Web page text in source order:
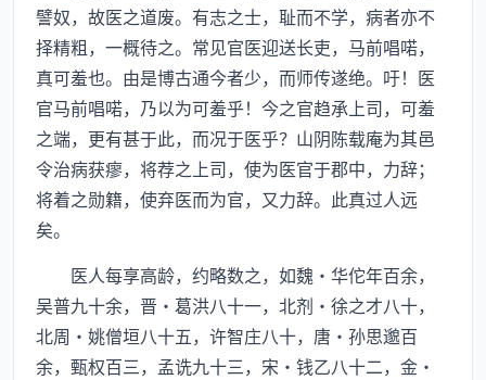
譬奴，故医之道废。有志之士，耻而不学，病者亦不
择精粗，一概待之。常见官医迎送长吏，马前唱喏，
真可羞也。由是博古通今者少，而师传遂绝。吁！医
官马前唱喏，乃以为可羞乎！今之官趋承上司，可羞
之端，更有甚于此，而况于医乎？山阴陈载庵为其邑
令治病获瘳，将荐之上司，使为医官于郡中，力辞；
将着之勋籍，使弃医而为官，又力辞。此真过人远
矣。
医人每享高龄，约略数之，如魏·华佗年百余，
吴普九十余，晋·葛洪八十一，北剂·徐之才八十，
北周·姚僧垣八十五，许智庄八十，唐·孙思邈百
余，甄权百三，孟诜九十三，宋·钱乙八十二，金·